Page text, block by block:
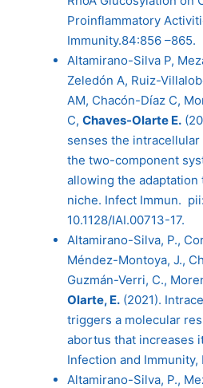
Proinflammatory
Immunity.84:856 –865.
Altamirano-Silva P,
Zeledón A, Ruiz-
AM, Chacón-Díaz C,
C, Chaves-Olarte E.
senses the
the two-component
allowing the
niche. Infect Immun.
10.1128/IAI.00713-17.
Altamirano-Silva, P.,
Méndez-Montoya, J.,
Guzmán-Verri, C.,
Olarte, E.(2021).
triggers a molecular
abortus that increases
Infection and Immunity,
Altamirano-Silva, P.,